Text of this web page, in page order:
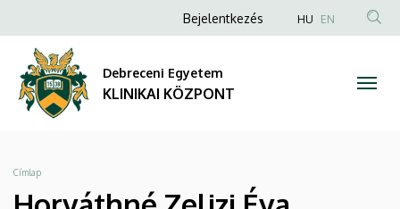
Zelizi
Éva
Operatív
vezető
a
tartalomra
Anonim
fiók
menüje
Bejelentkezés HU EN
Debreceni Egyetem
KLINIKAI KÖZPONT
Morzsa
Címlap